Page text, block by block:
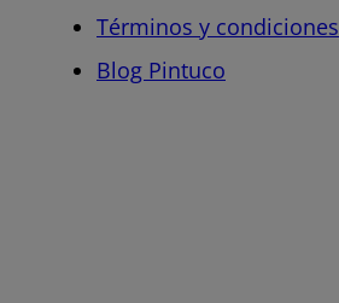
Términos y condiciones
Blog Pintuco